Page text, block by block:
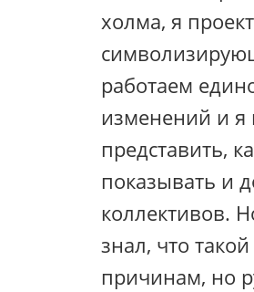
холма, я
работаем
изменений и я
представить,
показывать и
коллективов.
знал, что
причинам, но